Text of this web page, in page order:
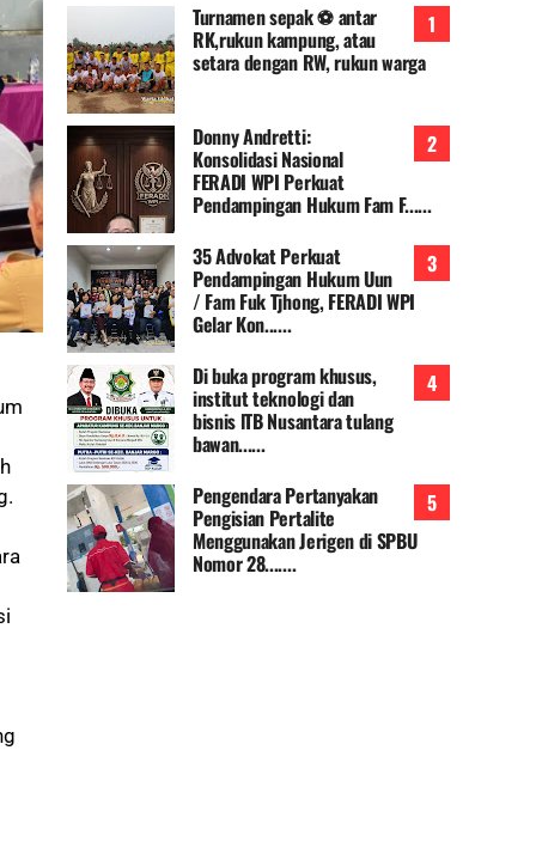
Turnamen sepak ⚽ antar
RK,rukun kampung, atau
setara dengan RW, rukun warga
Donny Andretti:
Konsolidasi Nasional
FERADI WPI Perkuat
Pendampingan Hukum Fam F......
35 Advokat Perkuat
Pendampingan Hukum Uun
/ Fam Fuk Tjhong, FERADI WPI
Gelar Kon......
Di buka program khusus,
institut teknologi dan
bisnis lTB Nusantara tulang
bawan......
Pengendara Pertanyakan
Pengisian Pertalite
Menggunakan Jerigen di SPBU
Nomor 28.......